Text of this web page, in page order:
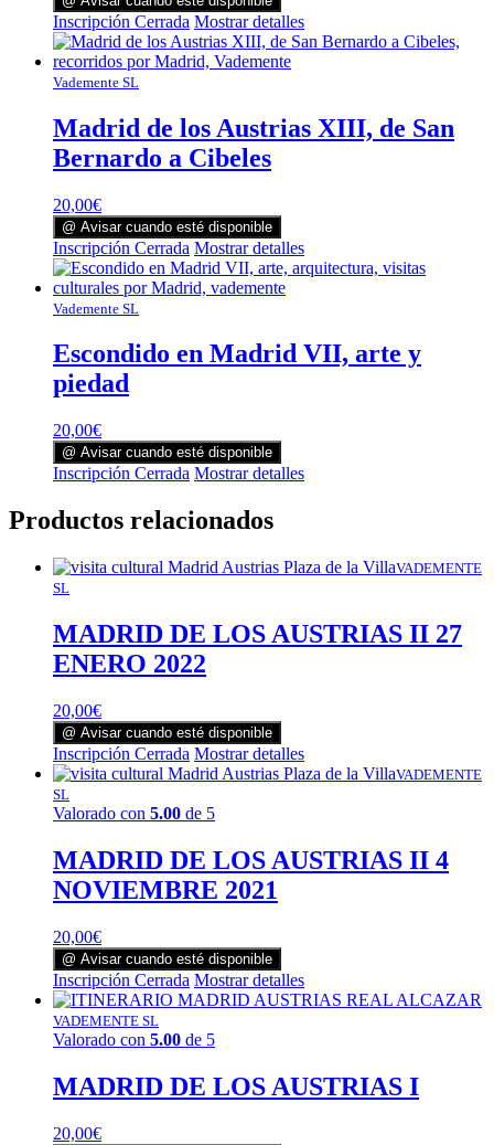
Inscripción Cerrada Mostrar detalles
Vademente SL
Madrid de los Austrias XIII, de San
Bernardo a Cibeles
20,00€
@ Avisar cuando esté disponible
Inscripción Cerrada Mostrar detalles
Vademente SL
Escondido en Madrid VII, arte y
piedad
20,00€
@ Avisar cuando esté disponible
Inscripción Cerrada Mostrar detalles
Productos relacionados
VADEMENTE
SL
MADRID DE LOS AUSTRIAS II 27
ENERO 2022
20,00€
@ Avisar cuando esté disponible
Inscripción Cerrada Mostrar detalles
VADEMENTE
SL
Valorado con 5.00 de 5
MADRID DE LOS AUSTRIAS II 4
NOVIEMBRE 2021
20,00€
@ Avisar cuando esté disponible
Inscripción Cerrada Mostrar detalles
VADEMENTE SL
Valorado con 5.00 de 5
MADRID DE LOS AUSTRIAS I
20,00€